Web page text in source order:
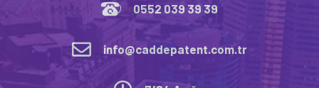
0552 039 39 39
info@caddepatent.com.tr